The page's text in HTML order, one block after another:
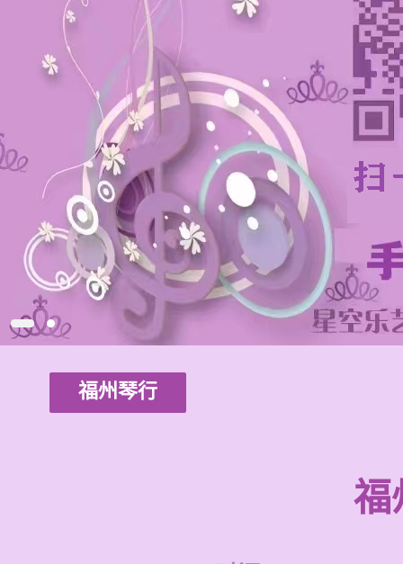
福州琴行
福